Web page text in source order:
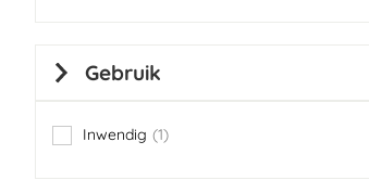
Gebruik
Inwendig 1
item